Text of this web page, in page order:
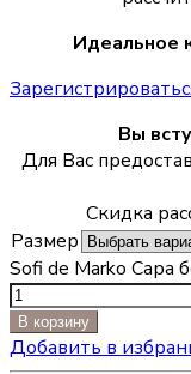
Идеальное
Вы
Для Вас
Скидка
Размер
Sofi de Marko Сара
В корзину
Добавить в